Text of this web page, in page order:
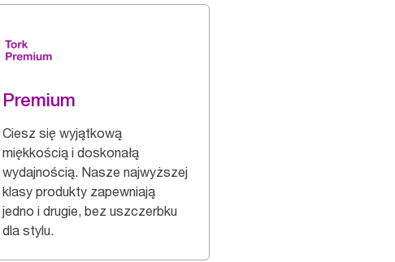
Premium
Ciesz się wyjątkową
miękkością i doskonałą
wydajnością. Nasze najwyższej
klasy produkty zapewniają
jedno i drugie, bez uszczerbku
dla stylu.